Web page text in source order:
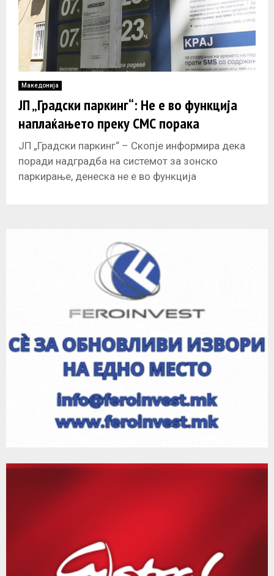
Македонија
ЈП „Градски паркинг“: Не е во функција
наплаќањето преку СМС порака
ЈП „Градски паркинг“ – Скопје информира дека
поради надградба на системот за зонско
паркирање, денеска не е во функција